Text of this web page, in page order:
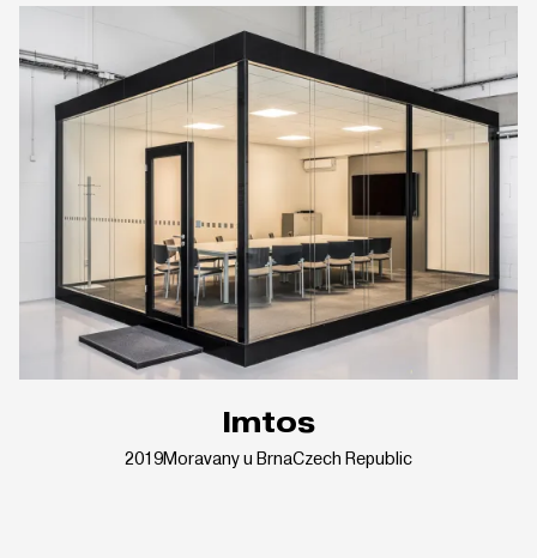
Imtos
2019Moravany u BrnaCzech Republic